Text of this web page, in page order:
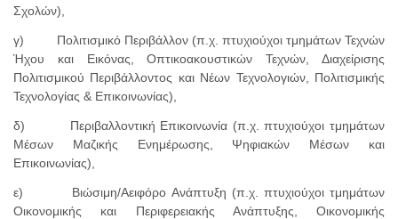
Σχολών),
γ) Πολιτισμικό Περιβάλλον (π.χ. πτυχιούχοι τμημάτων Τεχνών
Ήχου και Εικόνας, Οπτικοακουστικών Τεχνών, Διαχείρισης
Πολιτισμικού Περιβάλλοντος και Νέων Τεχνολογιών, Πολιτισμικής
Τεχνολογίας & Επικοινωνίας),
δ) Περιβαλλοντική Επικοινωνία (π.χ. πτυχιούχοι τμημάτων
Μέσων Μαζικής Ενημέρωσης, Ψηφιακών Μέσων και
Επικοινωνίας),
ε) Βιώσιμη/Αειφόρο Ανάπτυξη (π.χ. πτυχιούχοι τμημάτων
Οικονομικής και Περιφερειακής Ανάπτυξης, Οικονομικής